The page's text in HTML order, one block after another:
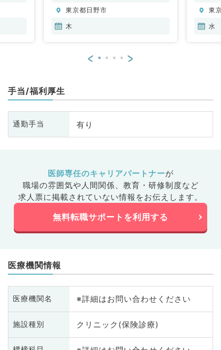
臓内科、老年内科、外科系全般、
一般外科、消化器外科
東京都日野市
木
東
水
< >
手当/福利厚生
通勤手当 有り
医師専任のキャリアパートナーが
職場の雰囲気や人間関係、 教育・研修制度など
求人票に掲載されていない情報をお伝えします。
無料転職サポートを利用する
医療機関情報
医療機関名 ※詳細はお問い合わせください
施設種別 クリニック(保険診療)